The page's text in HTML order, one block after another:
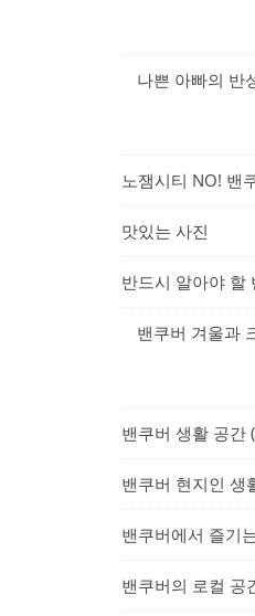
나쁜 아빠의 반
노잼시티 NO! 밴
맛있는 사진
반드시 알아야 할
밴쿠버 겨울과
밴쿠버 생활 공간
밴쿠버 현지인 생
밴쿠버에서 즐기
밴쿠버의 로컬 공